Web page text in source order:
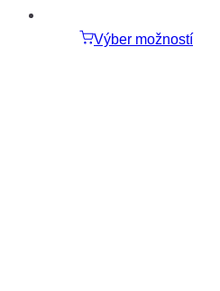
Výber možností